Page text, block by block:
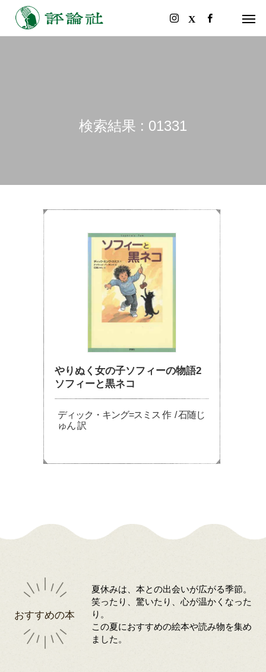
検索結果 : 01331
やりぬく女の子ソフィーの物語2
ソフィーと黒ネコ
ディック・キング=スミス 作 / 石随じ
ゅん 訳
おすすめの本
夏休みは、本との出会いが広がる季節。
笑ったり、驚いたり、心が温かくなった
り。
この夏におすすめの絵本や読み物を集め
ました。